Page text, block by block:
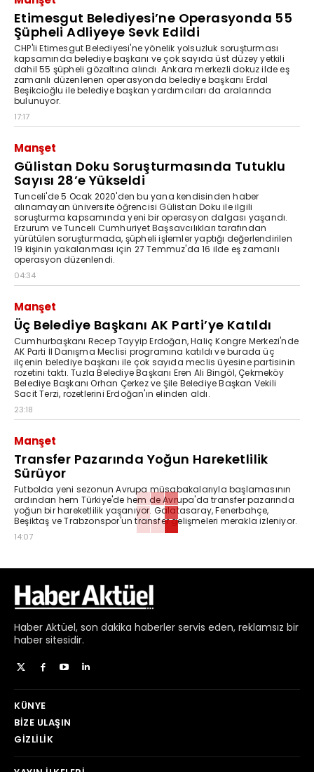
Etimesgut Belediyesi’ne Operasyonda 55
Şüpheli Adliyeye Sevk Edildi
CHP'li Etimesgut Belediyesi'ne yönelik yolsuzluk soruşturması
kapsamında belediye başkanı ve çok sayıda üst düzey yetkili
dahil 55 şüpheli gözaltına alındı. Ankara merkezli dokuz ilde eş
zamanlı düzenlenen operasyonda belediye başkanı Erdal
Beşikcioğlu ile belediye başkan yardımcıları da aralarında
bulunuyor.
17:17
Manşet
Gülistan Doku Soruşturmasında Tutuklu
Sayısı 28’e Yükseldi
Tunceli'de 5 Ocak 2020'den bu yana kendisinden haber
alınamayan üniversite öğrencisi Gülistan Doku ile ilgili
soruşturma kapsamında yeni bir operasyon dalgası yaşandı.
Erzurum ve Tunceli Cumhuriyet Başsavcılıkları tarafından
yürütülen soruşturmada, şüpheli işlemler yaptığı değerlendirilen
19 kişinin yakalanması için 27 Temmuz'da 16 ilde eş zamanlı
operasyon düzenlendi.
04:34
Manşet
Üç Belediye Başkanı AK Parti’ye Katıldı
Cumhurbaşkanı Recep Tayyip Erdoğan, Haliç Kongre Merkezi'nde
AK Parti İl Danışma Meclisi programına katıldı ve burada üç
ilçenin belediye başkanı ile çok sayıda meclis üyesine partisinin
rozetini taktı. Tuzla Belediye Başkanı Eren Ali Bingöl, Çekmeköy
Belediye Başkanı Orhan Çerkez ve Şile Belediye Başkan Vekili
Sacit Terzi, rozetlerini Erdoğan'ın elinden aldı.
23:18
Manşet
Transfer Pazarında Yoğun Hareketlilik
Sürüyor
Futbolda yeni sezonun Avrupa müsabakalarıyla başlamasının
ardından hem Türkiye'de hem de Avrupa'da transfer pazarında
yoğun bir hareketlilik yaşanıyor. Galatasaray, Fenerbahçe,
Beşiktaş ve Trabzonspor'un transfer gelişmeleri merakla izleniyor.
14:07
Haber Aktüel, son dakika haberler servis eden, reklamsız bir
haber sitesidir.
KÜNYE
BIZE ULAŞIN
GIZLILIK